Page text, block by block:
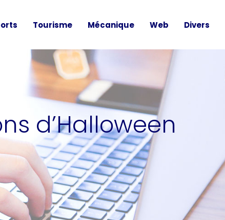
Tourisme Mécanique Web Divers
d’Halloween